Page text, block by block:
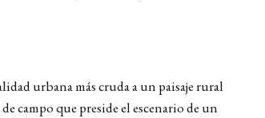
urbana más cruda a un paisaje rural
campo que preside el escenario de un